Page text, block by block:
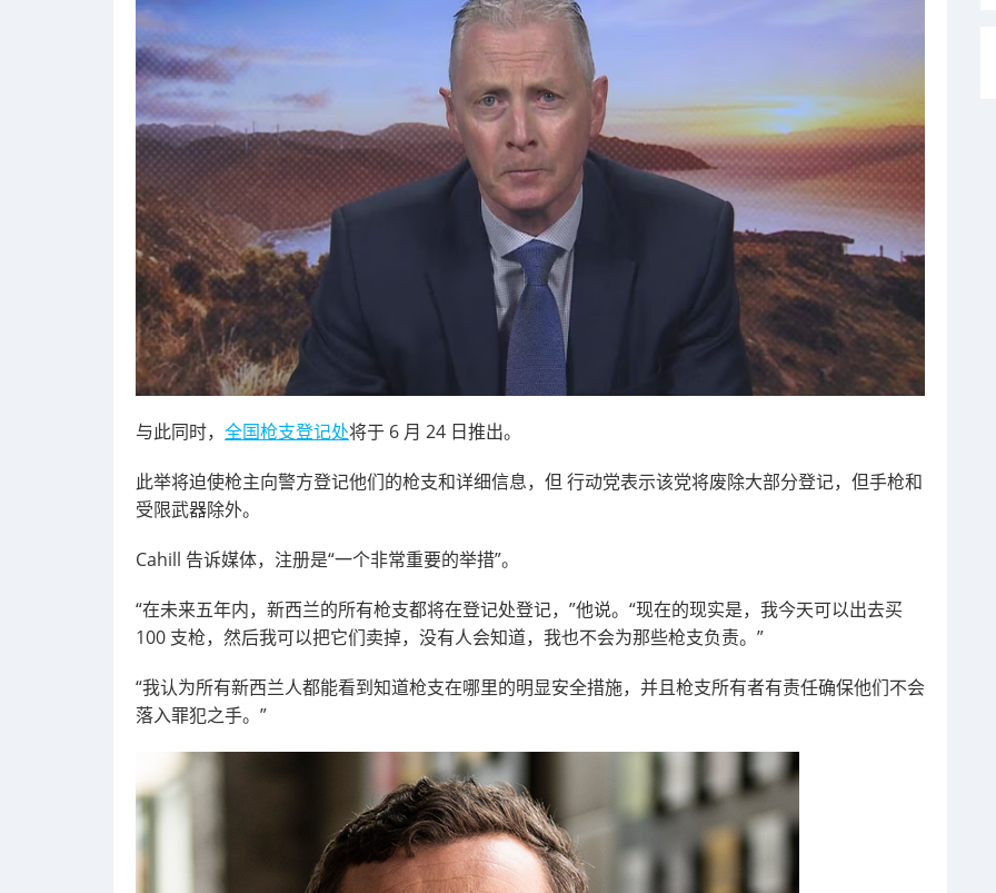
与此同时， 全国枪支登记处将于 6 月 24 日推出。
此举将迫使枪主向警方登记他们的枪支和详细信息，但 行动党表示该党将废除大部分登记，但手枪和
受限武器除外。
Cahill 告诉媒体，注册是“一个非常重要的举措”。
“在未来五年内，新西兰的所有枪支都将在登记处登记，”他说。“现在的现实是，我今天可以出去买
100 支枪，然后我可以把它们卖掉，没有人会知道，我也不会为那些枪支负责。”
“我认为所有新西兰人都能看到知道枪支在哪里的明显安全措施，并且枪支所有者有责任确保他们不会
落入罪犯之手。”